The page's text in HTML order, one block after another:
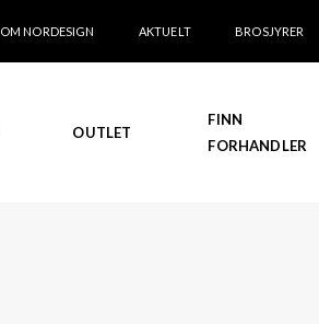
OM NORDESIGN AKTUELT BROSJYRER
OUTLET
FINN
FORHANDLER